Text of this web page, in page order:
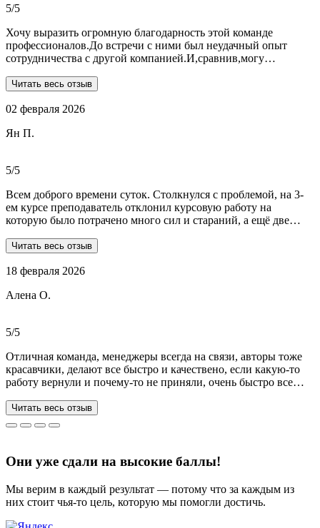
5/5
Хочу выразить огромную благодарность этой команде
профессионалов.До встречи с ними был неудачный опыт
сотрудничества с другой компанией.И,сравнив,могу
профессионалов.Условия,сроки были сразу оговорены и четко
уровне.А если возникали вопросы или проблемы,то помощь
помощь студентам,то только-сюда.Огромное спасибо!!!
Читать весь отзыв
02 февраля 2026
Ян П.
5/5
Всем доброго времени суток. Столкнулся с проблемой, на 3-
ем курсе преподаватель отклонил курсовую работу на
которую было потрачено много сил и стараний, а ещё две
обратился в Dist-help. Первый раз, были опасения и по срокам,
Ребята большие профессионалы, Алёна лучшая! Всё
Общение вызвало только позитивные эмоции. Все три работы
Читать весь отзыв
18 февраля 2026
Алена О.
5/5
Отличная команда, менеджеры всегда на связи, авторы тоже
красавчики, делают все быстро и качествено, если какую-то
работу вернули и почему-то не приняли, очень быстро все
за 3 недели, до последнего не верила, что такое возможно, но
все удалось. Спасибо, что вы есть))
Читать весь отзыв
Они уже сдали на высокие баллы!
Мы верим в каждый результат — потому что за каждым из
них стоит чья-то цель, которую мы помогли достичь.